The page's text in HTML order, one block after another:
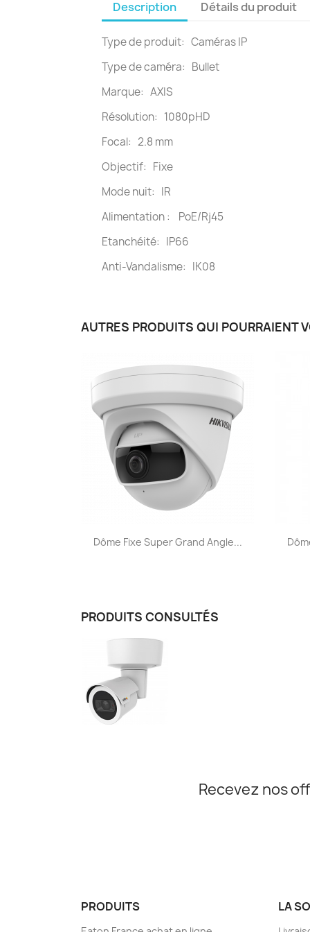
Description Détails du produit
Type de produit: Caméras IP
Type de caméra: Bullet
Marque: AXIS
Résolution: 1080pHD
Focal: 2.8 mm
Objectif: Fixe
Mode nuit: IR
Alimentation : PoE/Rj45
Etanchéité: IP66
Anti-Vandalisme: IK08
AUTRES PRODUITS QUI POURRAIENT
Aperçu rapide
Dôme Fixe Super Grand Angle...
PRODUITS CONSULTÉS
Recevez nos
PRODUITS LA